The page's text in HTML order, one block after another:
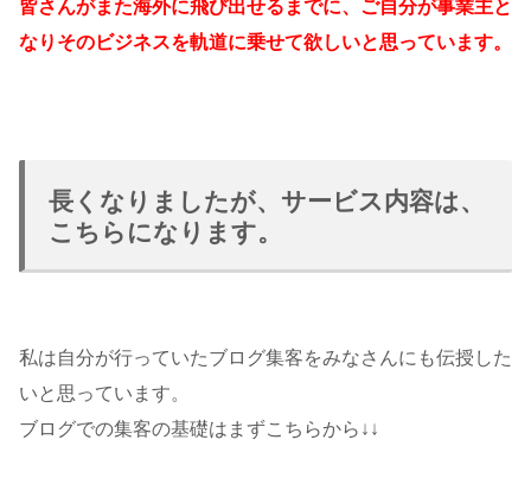
皆さんがまた海外に飛び出せるまでに、ご自分が事業主と
なりそのビジネスを軌道に乗せて欲しいと思っています。
長くなりましたが、サービス内容は、
こちらになります。
私は自分が行っていたブログ集客をみなさんにも伝授した
いと思っています。
ブログでの集客の基礎はまずこちらから↓↓